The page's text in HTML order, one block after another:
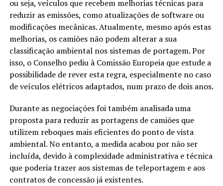
ou seja, veículos que recebem melhorias técnicas para
reduzir as emissões, como atualizações de software ou
modificações mecânicas. Atualmente, mesmo após estas
melhorias, os camiões não podem alterar a sua
classificação ambiental nos sistemas de portagem. Por
isso, o Conselho pediu à Comissão Europeia que estude a
possibilidade de rever esta regra, especialmente no caso
de veículos elétricos adaptados, num prazo de dois anos.
Durante as negociações foi também analisada uma
proposta para reduzir as portagens de camiões que
utilizem reboques mais eficientes do ponto de vista
ambiental. No entanto, a medida acabou por não ser
incluída, devido à complexidade administrativa e técnica
que poderia trazer aos sistemas de teleportagem e aos
contratos de concessão já existentes.